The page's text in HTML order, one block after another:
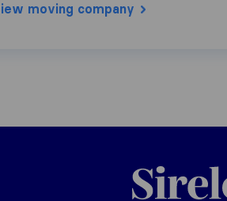
moving company
Sirelo.ch